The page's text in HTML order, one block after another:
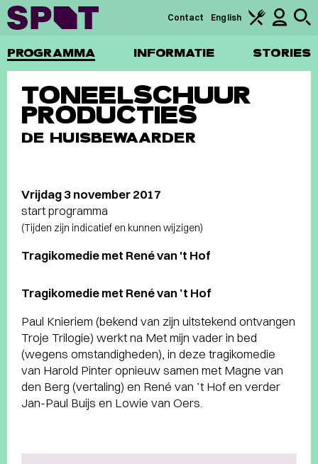
PROGRAMMA INFORMATIE STORIES
Contact English
TONEELSCHUUR
PRODUCTIES
DE HUISBEWAARDER
Vrijdag 3 november 2017
start programma
(Tijden zijn indicatief en kunnen wijzigen)
Tragikomedie met René van 't Hof
Tragikomedie met René van ’t Hof
Paul Knieriem (bekend van zijn uitstekend ontvangen
Troje Trilogie) werkt na Met mijn vader in bed
(wegens omstandigheden), in deze tragikomedie
van Harold Pinter opnieuw samen met Magne van
den Berg (vertaling) en René van ’t Hof en verder
Jan-Paul Buijs en Lowie van Oers.